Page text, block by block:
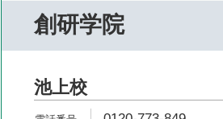
創研学院
池上校